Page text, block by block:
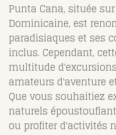
Punta Cana, située
Dominicaine, est
paradisiaques et ses
inclus. Cependant,
multitude
amateurs d'aventure
Que vous souhaitiez
naturels
ou profiter d'activités